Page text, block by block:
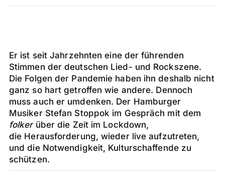
Er ist seit Jahrzehnten eine der führenden
Stimmen der deutschen Lied- und Rockszene.
Die Folgen der Pandemie haben ihn deshalb nicht
ganz so hart getroffen wie andere. Dennoch
muss auch er umdenken. Der Hamburger
Musiker Stefan Stoppok im Gespräch mit dem
folkerüber die Zeit im Lockdown,
die Herausforderung, wieder live aufzutreten,
und die Notwendigkeit, Kulturschaffende zu
schützen.